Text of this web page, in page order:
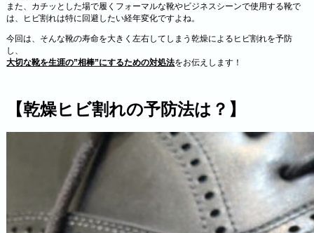
また、カチッとした場で履くフォーマルな靴やビジネスシーンで使用する靴で
は、ヒビ割れは特に回避したい経年変化ですよね。
今回は、そんな靴の寿命を大きく左右してしまう乾燥によるヒビ割れを予防
し、
大切な靴を生涯の”相棒”にするための対処法をお伝えします！
【乾燥ヒビ割れの予防法は？】